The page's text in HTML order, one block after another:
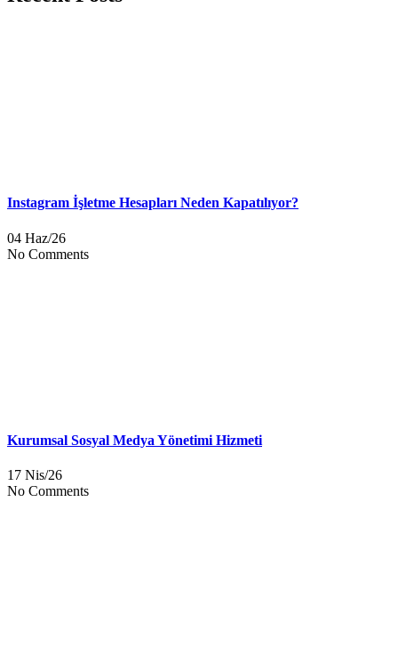
Instagram İşletme Hesapları Neden Kapatılıyor?
04 Haz/26
No Comments
Kurumsal Sosyal Medya Yönetimi Hizmeti
17 Nis/26
No Comments